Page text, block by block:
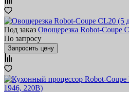
Под заказ Овощерезка Robot-Coupe
По запросу
Запросить цену